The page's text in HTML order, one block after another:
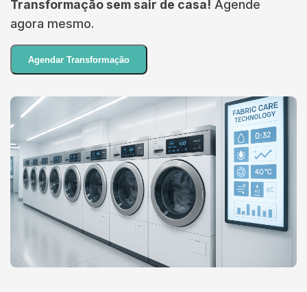
Transformação sem sair de casa! Agende
agora mesmo.
Agendar Transformação